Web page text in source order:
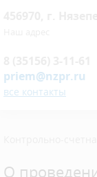
priem@nzpr.ru
все контакты
О